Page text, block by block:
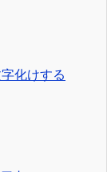
化けする